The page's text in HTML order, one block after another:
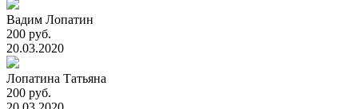
Вадим Лопатин
200 руб.
20.03.2020
Лопатина Татьяна
200 руб.